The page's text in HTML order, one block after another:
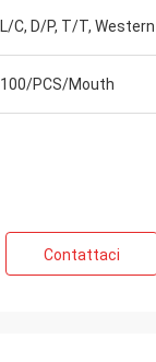
L/C, D/P, T/T,
100/PCS/Mouth
Contattaci